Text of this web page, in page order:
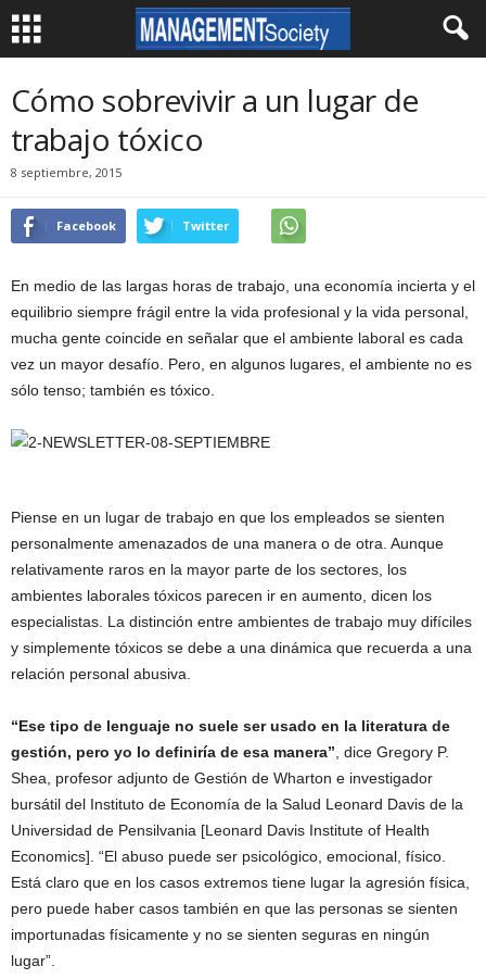
Cómo sobrevivir a un lugar de
trabajo tóxico
8 septiembre, 2015
Facebook Twitter
En medio de las largas horas de trabajo, una economía incierta y el
equilibrio siempre frágil entre la vida profesional y la vida personal,
mucha gente coincide en señalar que el ambiente laboral es cada
vez un mayor desafío. Pero, en algunos lugares, el ambiente no es
sólo tenso; también es tóxico.
Piense en un lugar de trabajo en que los empleados se sienten
personalmente amenazados de una manera o de otra. Aunque
relativamente raros en la mayor parte de los sectores, los
ambientes laborales tóxicos parecen ir en aumento, dicen los
especialistas. La distinción entre ambientes de trabajo muy difíciles
y simplemente tóxicos se debe a una dinámica que recuerda a una
relación personal abusiva.
“Ese tipo de lenguaje no suele ser usado en la literatura de
gestión, pero yo lo definiría de esa manera” , dice Gregory P.
Shea, profesor adjunto de Gestión de Wharton e investigador
bursátil del Instituto de Economía de la Salud Leonard Davis de la
Universidad de Pensilvania [Leonard Davis Institute of Health
Economics]. “El abuso puede ser psicológico, emocional, físico.
Está claro que en los casos extremos tiene lugar la agresión física,
pero puede haber casos también en que las personas se sienten
importunadas físicamente y no se sienten seguras en ningún
lugar”.